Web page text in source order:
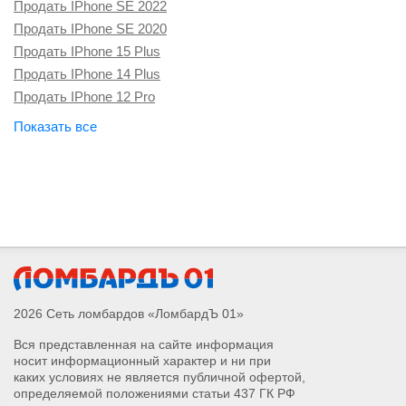
Продать IPhone SE 2022
Продать IPhone SE 2020
Продать IPhone 15 Plus
Продать IPhone 14 Plus
Продать IPhone 12 Pro
Продать Apple Watch Series 4
Продать Apple Watch Series SE 2
Продать Apple Watch Ultra 2
Продать IPad Pro
Продать IPhone 11 Pro Max
Продать IPhone 11 Pro
2026 Сеть ломбардов «ЛомбардЪ 01»
Вся представленная на сайте информация
носит информационный характер и ни при
каких условиях не является публичной офертой,
определяемой положениями статьи 437 ГК РФ